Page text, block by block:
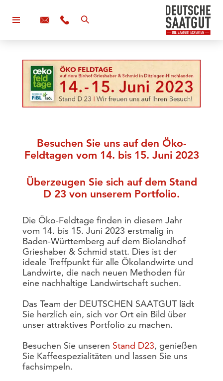
Besuchen Sie uns auf den Öko-
Feldtagen vom 14. bis 15. Juni 2023
Überzeugen Sie sich auf dem Stand
D 23 von unserem Portfolio.
Die Öko-Feldtage finden in diesem Jahr
vom 14. bis 15. Juni 2023 erstmalig in
Baden-Württemberg auf dem Biolandhof
Grieshaber & Schmid statt. Dies ist der
ideale Treffpunkt für alle Ökolandwirte und
Landwirte, die nach neuen Methoden für
eine nachhaltige Landwirtschaft suchen.
Das Team der DEUTSCHEN SAATGUT lädt
Sie herzlich ein, sich vor Ort ein Bild über
unser attraktives Portfolio zu machen.
Besuchen Sie unseren Stand D23, genießen
Sie Kaffeespezialitäten und lassen Sie uns
fachsimpeln.